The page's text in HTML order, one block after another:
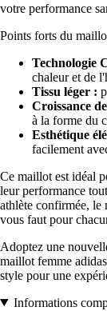
votre performance
Points forts du
Technologie
chaleur et de
Tissu léger :
Croissance
à la forme du
Esthétique
facilement
Ce maillot est idéal
leur performance
athlète confirmée,
vous faut pour
Adoptez une
maillot femme
style pour une
Informations